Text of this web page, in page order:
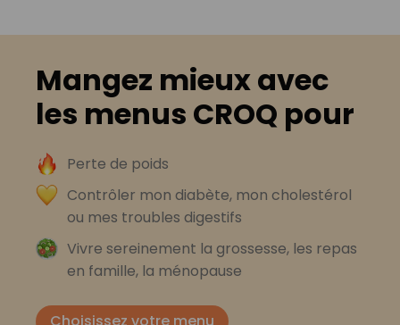
Mangez mieux avec
les menus CROQ pour
Perte de poids
Contrôler mon diabète, mon cholestérol
ou mes troubles digestifs
Vivre sereinement la grossesse, les repas
en famille, la ménopause